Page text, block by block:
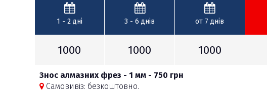
1 - 2дні
1000
3 - 6 днів
1000
от 7 днів
1000
Знос алмазних фрез - 1 мм - 750 грн
Самовивіз: безкоштовно.